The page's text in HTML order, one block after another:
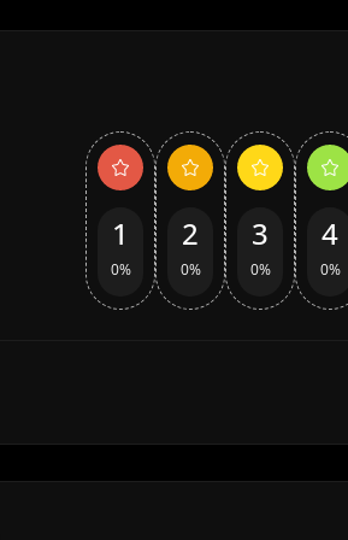
1
0%
2
0%
3
0%
4
0%